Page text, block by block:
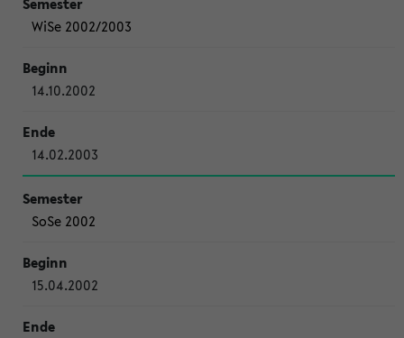
WiSe 2002/2003
14.10.2002
14.02.2003
SoSe 2002
15.04.2002